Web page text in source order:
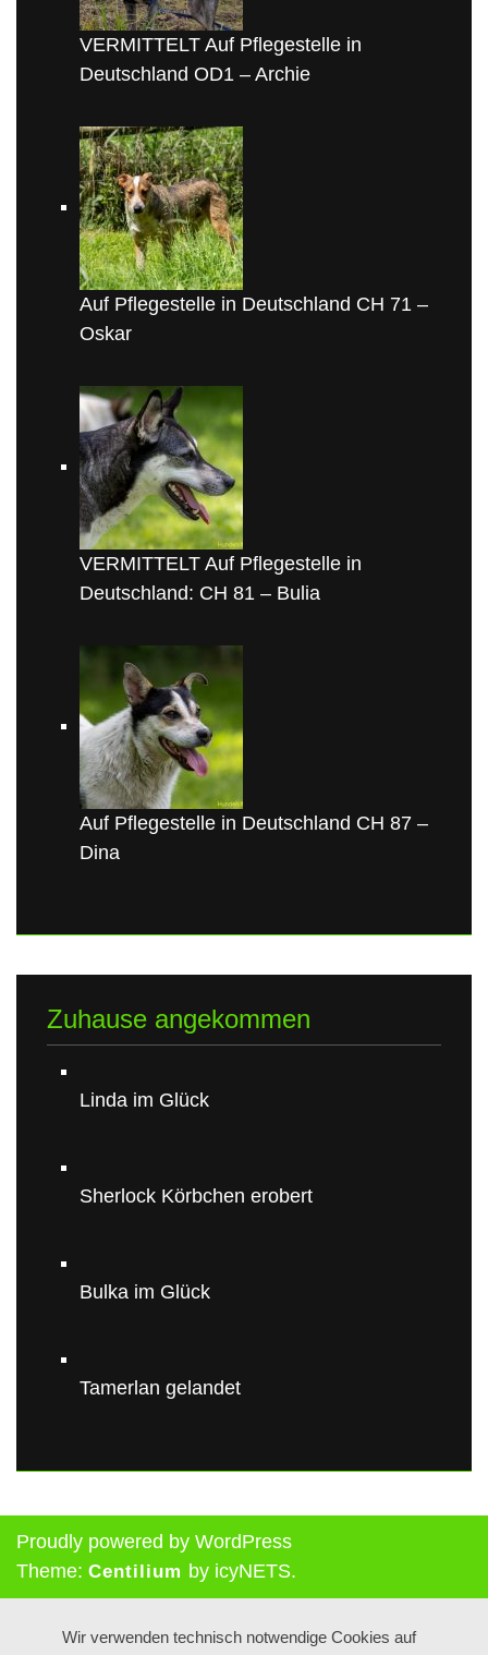
VERMITTELT Auf Pflegestelle in
Deutschland OD1 – Archie
Auf Pflegestelle in Deutschland CH 71 –
Oskar
VERMITTELT Auf Pflegestelle in
Deutschland: CH 81 – Bulia
Auf Pflegestelle in Deutschland CH 87 –
Dina
Zuhause angekommen
Linda im Glück
Sherlock Körbchen erobert
Bulka im Glück
Tamerlan gelandet
Proudly powered by WordPress
Theme: Centilium by icyNETS.
Wir verwenden technisch notwendige Cookies auf